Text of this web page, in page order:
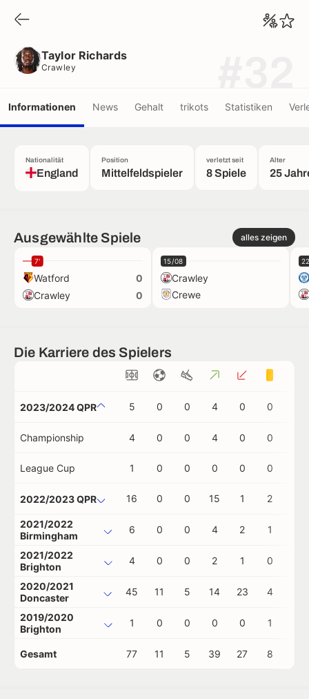
Taylor Richards
Crawley
Informationen News Gehalt trikots Statistiken
Nationalität
England
Position
Mittelfeldspieler
verletzt seit
8 Spiele
Alter
25
Ausgewählte Spiele alles zeigen
7'
Watford
0
Crawley
0
15/08
Crawley
Crewe
Die Karriere des Spielers
2023/2024 QPR 5 0 0 4 0 0
Championship 4 0 0 4 0 0
League Cup 1 0 0 0 0 0
2022/2023 QPR 16 0 0 15 1 2
2021/2022
Birmingham
6 0 0 4 2 1
2021/2022
Brighton
4 0 0 2 1 0
2020/2021
Doncaster
45 11 5 14 23 4
2019/2020
Brighton
1 0 0 0 0 1
Gesamt 77 11 5 39 27 8